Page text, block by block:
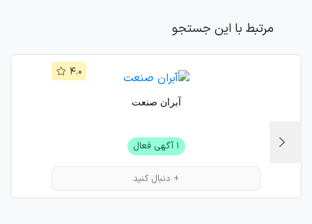
مرتبط با این جستجو
آبران صنعت
۱ آگهی فعال
۴.۰
+ دنبال کنید